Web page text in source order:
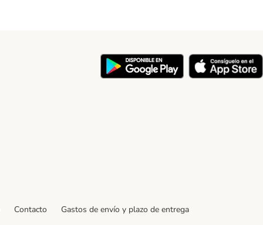
Contacto
Gastos de envío y plazo de entrega